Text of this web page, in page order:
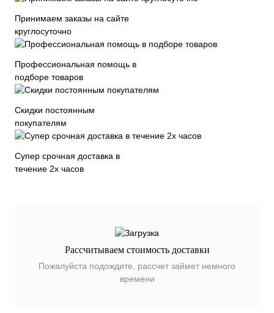
Принимаем заказы на сайте
круглосуточно
Профессиональная помощь в
подборе товаров
Скидки постоянным
покупателям
Супер срочная доставка в
течение 2х часов
Рассчитываем стоимость доставки
Пожалуйста подождите, рассчет займет немного
времени